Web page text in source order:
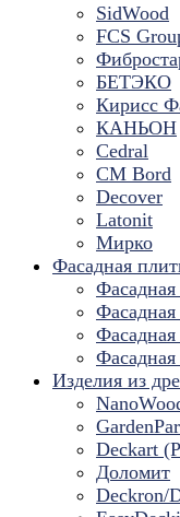
SidWood
FCS
БЕТЭКО
Кирисс
КАНЬОН
Cedral
CM Bord
Decover
Latonit
Мирко
Фасадная
Изделия из
Deckart
Доломит
Deckron/